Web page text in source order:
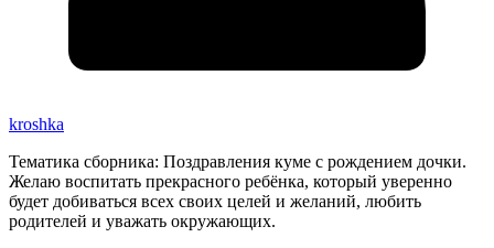
kroshka
Тематика сборника: Поздравления куме с рождением дочки.
Желаю воспитать прекрасного ребёнка, который уверенно
будет добиваться всех своих целей и желаний, любить
родителей и уважать окружающих.